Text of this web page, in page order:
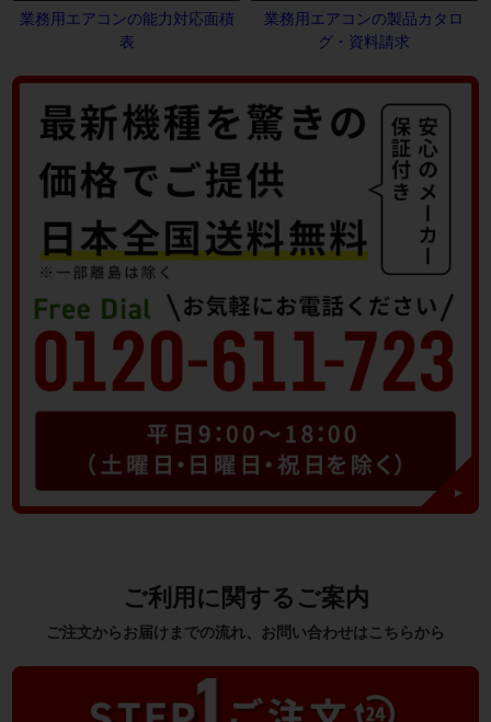
業務用エアコンの能力対応面積
表
業務用エアコンの製品カタロ
グ・資料請求
ご利用に関するご案内
ご注文からお届けまでの流れ、お問い合わせはこちらから